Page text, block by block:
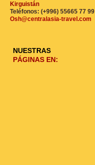
Kirguistán
Teléfonos: (+996) 55665 77 99
Osh@centralasia-travel.com
NUESTRAS
PÁGINAS EN: